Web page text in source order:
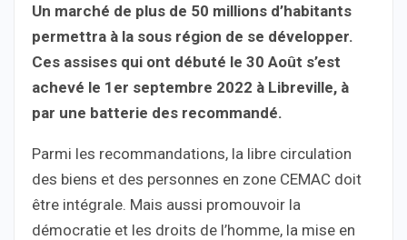
Un marché de plus de 50 millions d’habitants
permettra à la sous région de se développer.
Ces assises qui ont débuté le 30 Août s’est
achevé le 1er septembre 2022 à Libreville, à
par une batterie des recommandé.
Parmi les recommandations, la libre circulation
des biens et des personnes en zone CEMAC doit
être intégrale. Mais aussi promouvoir la
démocratie et les droits de l’homme, la mise en